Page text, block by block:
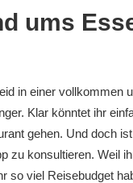
ums
in einer vollkommen
Klar könntet ihr
gehen. Und doch
zu konsultieren. Weil
so viel Reisebudget